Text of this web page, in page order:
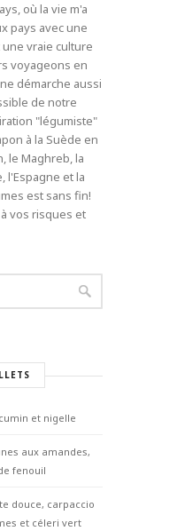
où la vie m'a
pays avec une
vraie culture
voyageons en
démarche aussi
de notre
"légumiste"
à la Suède en
le Maghreb, la
l'Espagne et la
est sans fin!
vos risques et
et nigelle
aux amandes,
fenouil
douce, carpaccio
et céleri vert